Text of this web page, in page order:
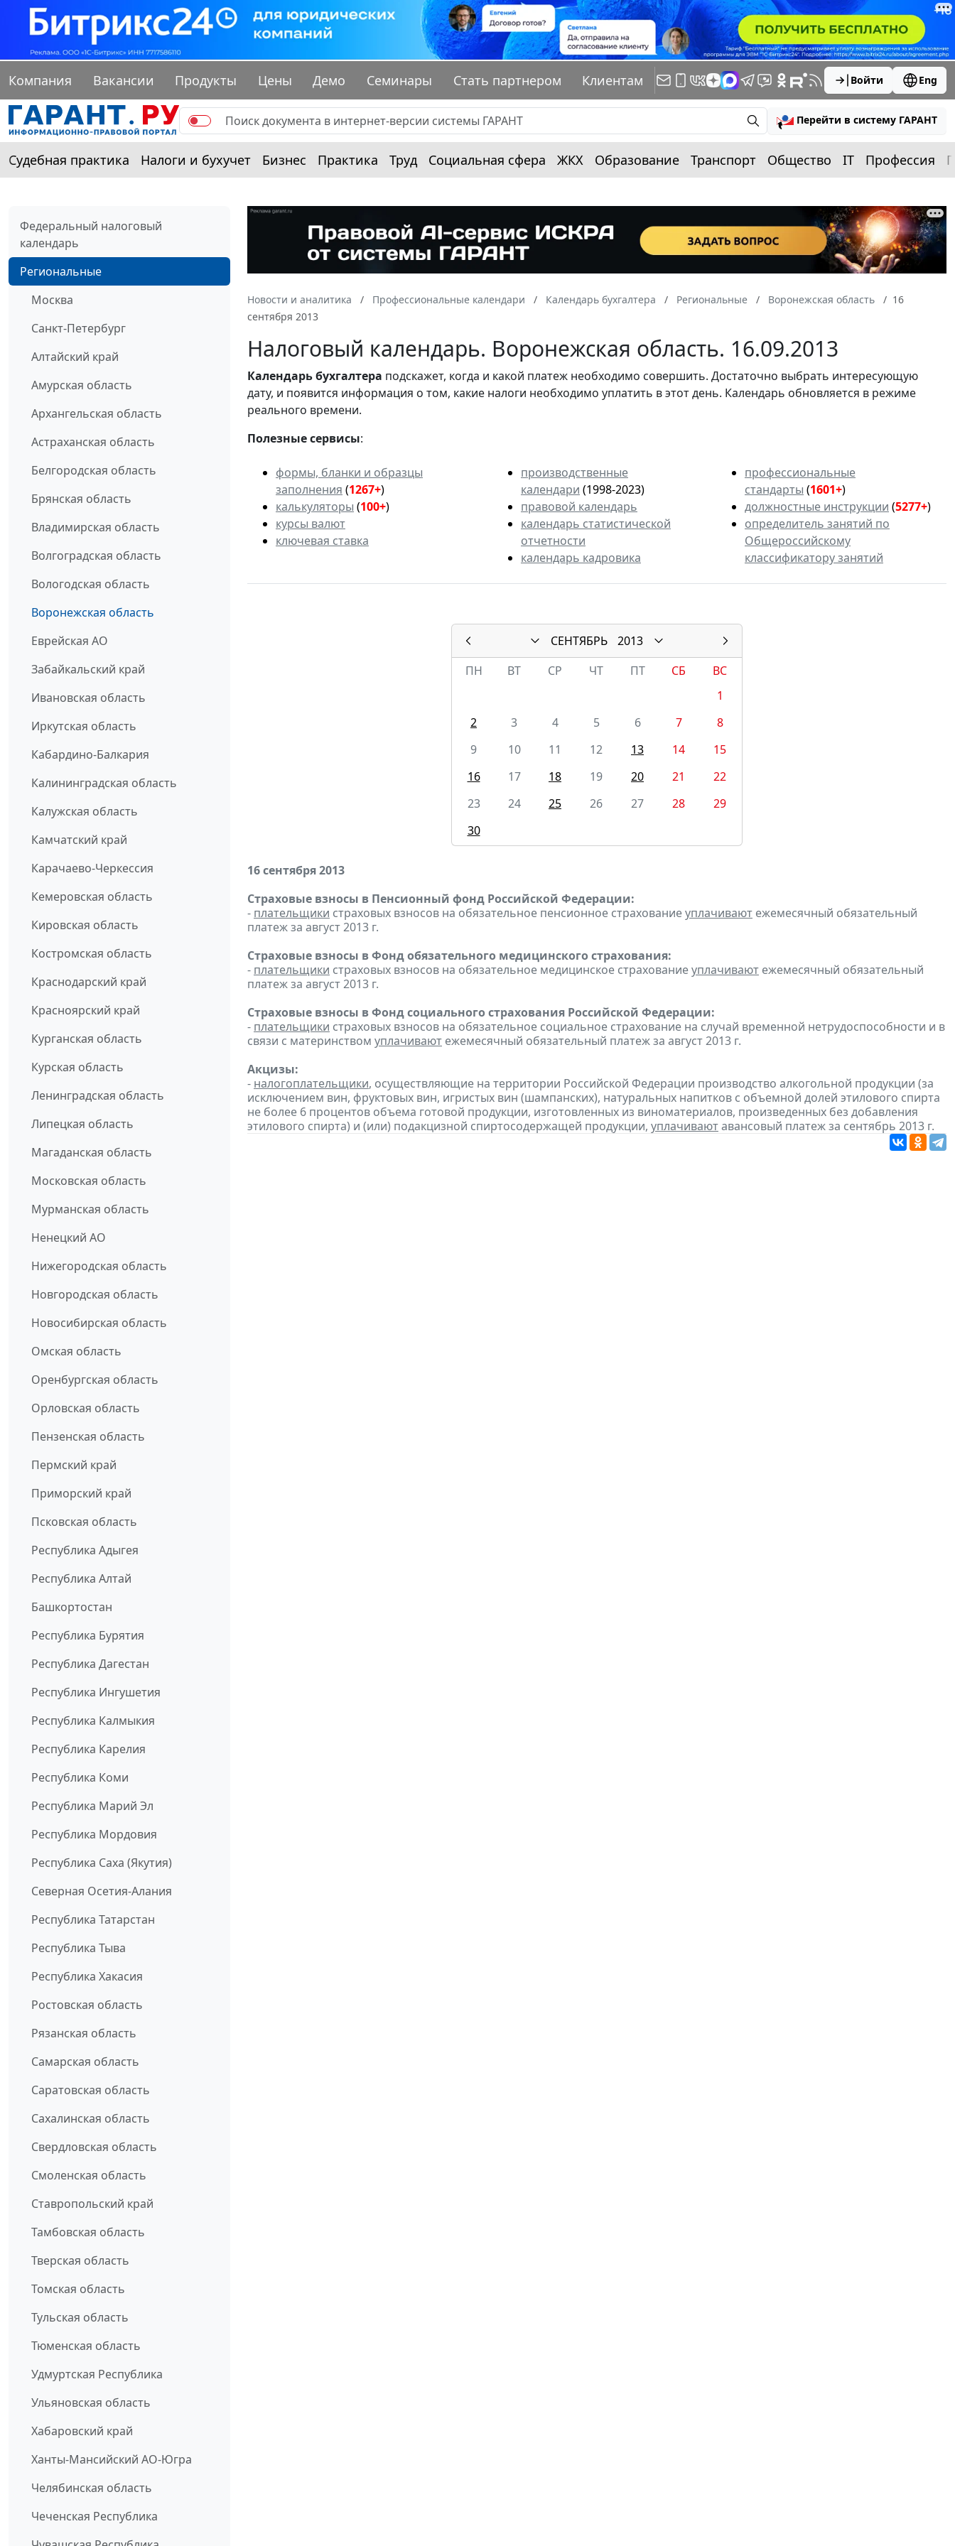
Компания Вакансии Продукты Цены Демо Семинары Стать партнером Клиентам Войти Eng
Перейти в систему ГАРАНТ
Судебная практика Налоги и бухучет Бизнес Практика Труд Социальная сфера ЖКХ Образование Транспорт Общество IT Профессия
Федеральный налоговый
календарь
Региональные
Москва
Санкт-Петербург
Алтайский край
Амурская область
Архангельская область
Астраханская область
Белгородская область
Брянская область
Владимирская область
Волгоградская область
Вологодская область
Воронежская область
Еврейская АО
Забайкальский край
Ивановская область
Иркутская область
Кабардино-Балкария
Калининградская область
Калужская область
Камчатский край
Карачаево-Черкессия
Кемеровская область
Кировская область
Костромская область
Краснодарский край
Красноярский край
Курганская область
Курская область
Ленинградская область
Липецкая область
Магаданская область
Московская область
Мурманская область
Ненецкий АО
Нижегородская область
Новгородская область
Новосибирская область
Омская область
Оренбургская область
Орловская область
Пензенская область
Пермский край
Приморский край
Псковская область
Республика Адыгея
Республика Алтай
Башкортостан
Республика Бурятия
Республика Дагестан
Республика Ингушетия
Республика Калмыкия
Республика Карелия
Республика Коми
Республика Марий Эл
Республика Мордовия
Республика Саха (Якутия)
Северная Осетия-Алания
Республика Татарстан
Республика Тыва
Республика Хакасия
Ростовская область
Рязанская область
Самарская область
Саратовская область
Сахалинская область
Свердловская область
Смоленская область
Ставропольский край
Тамбовская область
Тверская область
Томская область
Тульская область
Тюменская область
Удмуртская Республика
Ульяновская область
Хабаровский край
Ханты-Мансийский АО-Югра
Челябинская область
Чеченская Республика
Новости и аналитика Профессиональные календари Календарь бухгалтера Региональные Воронежская область
16
сентября 2013
Налоговый календарь. Воронежская область. 16.09.2013
Календарьбухгалтера подскажет, когда и какой платеж необходимо совершить. Достаточно выбрать интересующую
дату, и появится информация о том, какие налоги необходимо уплатить в этот день. Календарь обновляется в режиме
реального времени.
Полезные сервисы:
формы, бланки и образцы
заполнения (1267+)
калькуляторы (100+)
курсы валют
ключевая ставка
производственные
календари (1998-2023)
правовой календарь
календарь статистической
отчетности
календарь кадровика
профессиональные
стандарты (1601+)
должностные инструкции (5277+)
определитель занятий по
Общероссийскому
классификатору занятий
СЕНТЯБРЬ
2013
ПН
ВТ СР ЧТ ПТ СБ
ВС
1
2
3 4 5 6 7
8
9
10 11 12 13 14
15
16
17 18 19 20 21
22
23
24 25 26 27 28
29
30
16 сентября 2013
Страховые взносы в Пенсионный фонд Российской Федерации:
- плательщики страховых взносов на обязательное пенсионное страхованиеуплачивают ежемесячный обязательный
платеж за август 2013 г.
Страховые взносы в Фонд обязательного медицинского страхования:
- плательщики страховых взносов на обязательное медицинское страхованиеуплачивают ежемесячный обязательный
платеж за август 2013 г.
Страховые взносы в Фонд социального страхования Российской Федерации:
- плательщики страховых взносов на обязательное социальное страхование на случай временной нетрудоспособности и в
связи с материнством уплачивают ежемесячный обязательный платеж за август 2013 г.
Акцизы:
- налогоплательщики, осуществляющие на территории Российской Федерации производство алкогольной продукции (за
исключением вин, фруктовых вин, игристых вин (шампанских), натуральных напитков с объемной долей этилового спирта
не более 6 процентов объема готовой продукции, изготовленных из виноматериалов, произведенных без добавления
этилового спирта) и (или) подакцизной спиртосодержащей продукции, уплачиваютавансовый платеж за сентябрь 2013 г.